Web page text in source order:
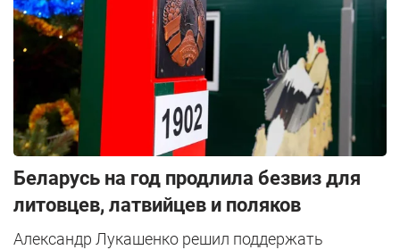
Беларусь на год продлила безвиз для
литовцев, латвийцев и поляков
Александр Лукашенко решил поддержать